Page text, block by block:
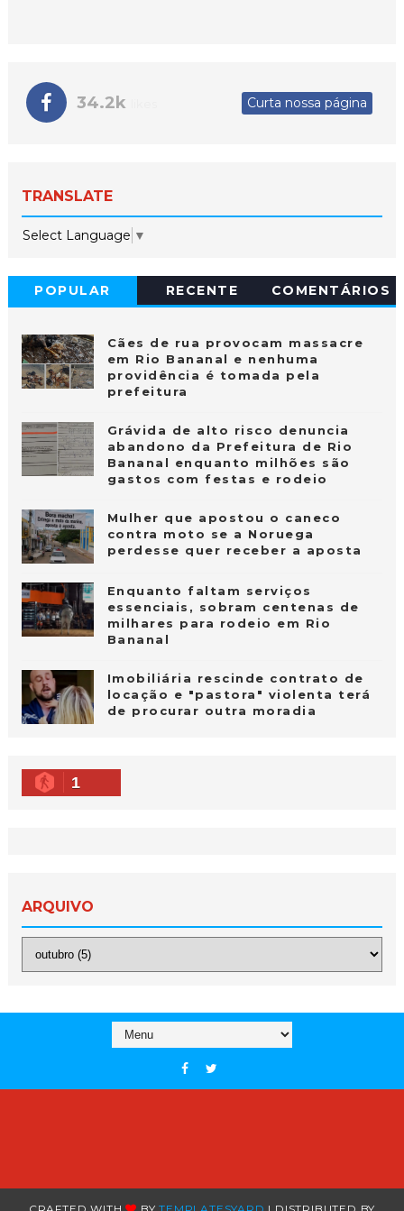
34.2k Curta nossa página
TRANSLATE
Select Language ▼
POPULAR RECENTE COMENTÁRIOS
Cães de rua provocam massacre
em Rio Bananal e nenhuma
providência é tomada pela
prefeitura
Grávida de alto risco denuncia
abandono da Prefeitura de Rio
Bananal enquanto milhões são
gastos com festas e rodeio
Mulher que apostou o caneco
contra moto se a Noruega
perdesse quer receber a aposta
Enquanto faltam serviços
essenciais, sobram centenas de
milhares para rodeio em Rio
Bananal
Imobiliária rescinde contrato de
locação e "pastora" violenta terá
de procurar outra moradia
1
ARQUIVO